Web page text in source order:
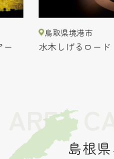
ー
鳥取県境港市
水木しげるロード
AREA
島根